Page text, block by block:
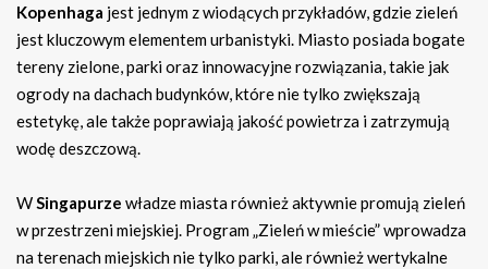
Kopenhaga jest jednym z wiodących przykładów, gdzie zieleń
jest kluczowym elementem urbanistyki. Miasto posiada bogate
tereny zielone, parki oraz innowacyjne rozwiązania, takie jak
ogrody na dachach budynków, które nie tylko zwiększają
estetykę, ale także poprawiają jakość powietrza i zatrzymują
wodę deszczową.
WSingapurze władze miasta również aktywnie promują zieleń
w przestrzeni miejskiej. Program „Zieleń w mieście” wprowadza
na terenach miejskich nie tylko parki, ale również wertykalne